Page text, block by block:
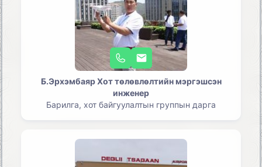
Б.Эрхэмбаяр Хот төлөвлөлтийн мэргэшсэн
инженер
Барилга, хот байгуулалтын группын дарга